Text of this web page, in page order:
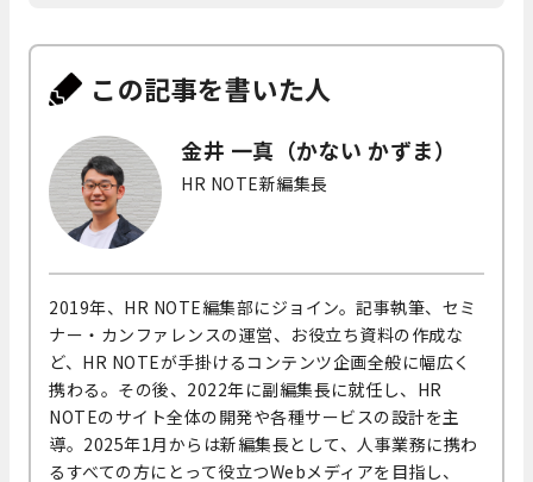
この記事を書いた人
金井 一真（かない かずま）
HR NOTE新編集長
2019年、HR NOTE編集部にジョイン。記事執筆、セミ
ナー・カンファレンスの運営、お役立ち資料の作成な
ど、HR NOTEが手掛けるコンテンツ企画全般に幅広く
携わる。その後、2022年に副編集長に就任し、HR
NOTEのサイト全体の開発や各種サービスの設計を主
導。2025年1月からは新編集長として、人事業務に携わ
るすべての方にとって役立つWebメディアを目指し、